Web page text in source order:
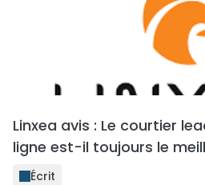
Linxea avis : Le courtier
ligne est-il toujours le
Écrit